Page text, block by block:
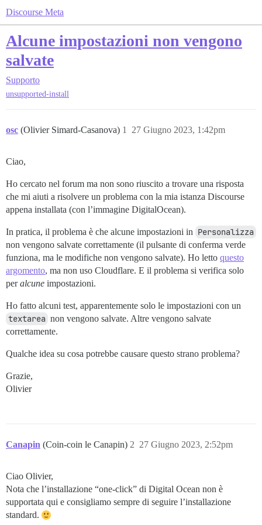
Discourse Meta
Alcune impostazioni non vengono
salvate
Supporto
unsupported-install
osc (Olivier Simard-Casanova) 27 Giugno 2023, 1:42pm
1
Ciao,
Ho cercato nel forum ma non sono riuscito a trovare una risposta
che mi aiuti a risolvere un problema con la mia istanza Discourse
appena installata (con l’immagine DigitalOcean).
In pratica, il problema è che alcune impostazioni in Personalizza
non vengono salvate correttamente (il pulsante di conferma verde
funziona, ma le modifiche non vengono salvate). Ho letto questo
argomento, ma non uso Cloudflare. E il problema si verifica solo
peralcune impostazioni.
Ho fatto alcuni test, apparentemente solo le impostazioni con un
textarea non vengono salvate. Altre vengono salvate
correttamente.
Qualche idea su cosa potrebbe causare questo strano problema?
Grazie,
Olivier
Canapin (Coin-coin le Canapin) 27 Giugno 2023, 2:52pm
2
Ciao Olivier,
Nota che l’installazione “one-click” di Digital Ocean non è
supportata qui e consigliamo sempre di seguire l’installazione
standard.